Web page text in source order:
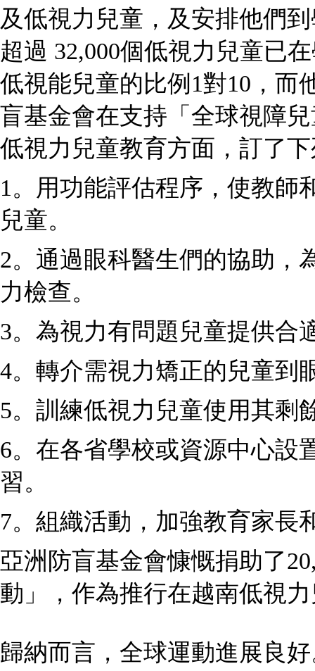
及低視力兒童，及安排他們
超過 32,000個低視力兒童已
低視能兒童的比例1對10，而
盲基金會在支持「全球視障
低視力兒童教育方面，訂了
1。用功能評估程序，使教師
兒童。
2。通過眼科醫生們的協助，
力檢查。
3。為視力有問題兒童提供合
4。轉介需視力矯正的兒童到
5。訓練低視力兒童使用其剩
6。在各省學校或資源中心設
習。
7。組織活動，加強教育家長
亞洲防盲基金會慷慨捐助了
動」，作為推行在越南低視
歸納而言，全球運動進展良